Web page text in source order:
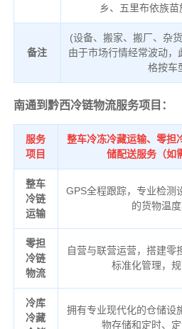
乡、五里布依族苗
备注
(设备、搬家、搬厂、杂
由于市场行情经常波动
格按车
南通到黔西冷链物流服务项目：
服务
项目
整车冷冻冷藏运输、零担
储配送服务（如
整车
冷链
运输
GPS全程跟踪，专业检测
的货物温
零担
冷链
物流
自营与联营运营，搭建零
标准化管理，
冷库
冷藏
拥有专业现代化的仓储设
物存储和定时、